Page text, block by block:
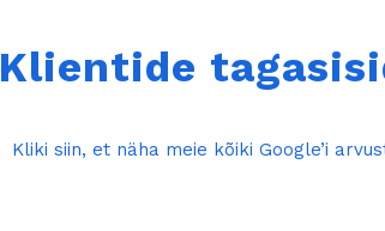
Klientide
Kliki siin, et näha meie kõiki Google’i